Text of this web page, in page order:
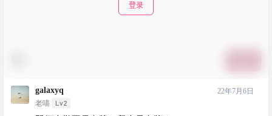
登录
galaxyq
老喵 Lv2
22年7月6日